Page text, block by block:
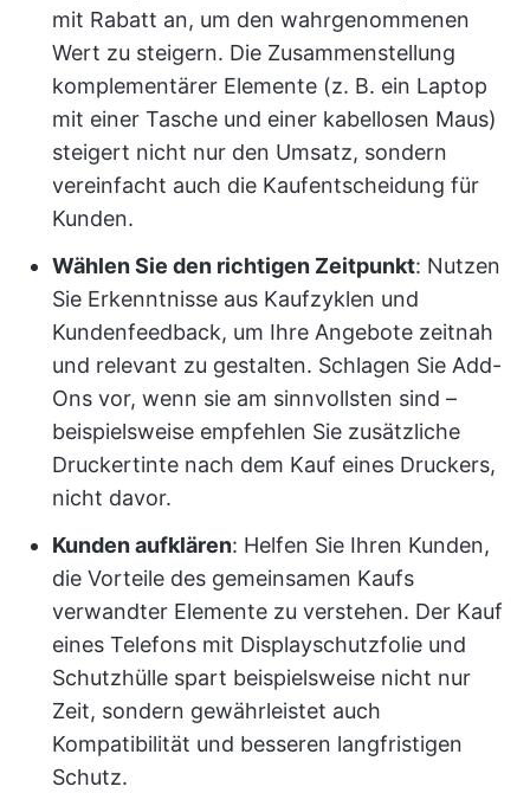
mit Rabatt an, um den wahrgenommenen
Wert zu steigern. Die Zusammenstellung
komplementärer Elemente (z. B. ein Laptop
mit einer Tasche und einer kabellosen Maus)
steigert nicht nur den Umsatz, sondern
vereinfacht auch die Kaufentscheidung für
Kunden.
Wählen Sie den richtigen Zeitpunkt: Nutzen
Sie Erkenntnisse aus Kaufzyklen und
Kundenfeedback, um Ihre Angebote zeitnah
und relevant zu gestalten. Schlagen Sie Add-
Ons vor, wenn sie am sinnvollsten sind –
beispielsweise empfehlen Sie zusätzliche
Druckertinte nach dem Kauf eines Druckers,
nicht davor.
Kunden aufklären: Helfen Sie Ihren Kunden,
die Vorteile des gemeinsamen Kaufs
verwandter Elemente zu verstehen. Der Kauf
eines Telefons mit Displayschutzfolie und
Schutzhülle spart beispielsweise nicht nur
Zeit, sondern gewährleistet auch
Kompatibilität und besseren langfristigen
Schutz.